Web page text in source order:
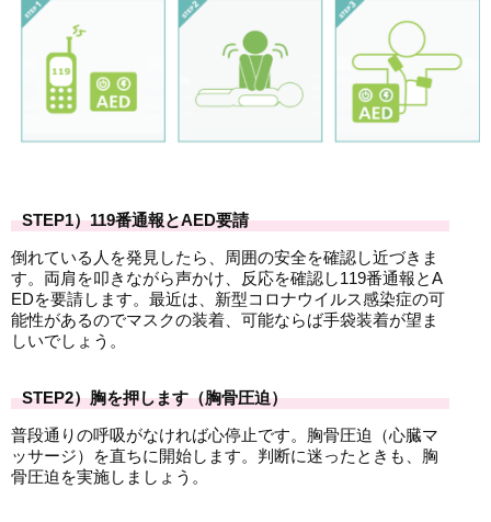
STEP1）119番通報とAED要請
倒れている人を発見したら、周囲の安全を確認し近づきま
す。両肩を叩きながら声かけ、反応を確認し119番通報とA
EDを要請します。最近は、新型コロナウイルス感染症の可
能性があるのでマスクの装着、可能ならば手袋装着が望ま
しいでしょう。
STEP2）胸を押します（胸骨圧迫）
普段通りの呼吸がなければ心停止です。胸骨圧迫（心臓マ
ッサージ）を直ちに開始します。判断に迷ったときも、胸
骨圧迫を実施しましょう。